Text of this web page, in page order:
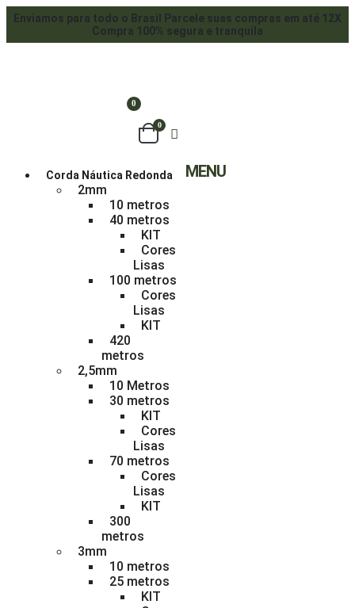
Enviamos para todo o Brasil
Parcele suas compras em até 12X
Compra 100% segura e tranquila
0
0
Corda Náutica Redonda
2mm
10 metros
40 metros
KIT
Cores
Lisas
100 metros
Cores
Lisas
KIT
420
metros
2,5mm
10 Metros
30 metros
KIT
Cores
Lisas
70 metros
Cores
Lisas
KIT
300
metros
3mm
10 metros
25 metros
KIT
MENU